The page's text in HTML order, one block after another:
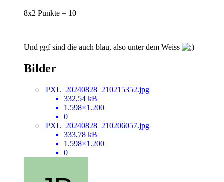
8x2 Punkte = 10
Und ggf sind die auch blau, also unter dem Weiss
Bilder
PXL_20240828_210215352.jpg
332,54 kB
1.598×1.200
0
PXL_20240828_210206057.jpg
333,78 kB
1.598×1.200
0